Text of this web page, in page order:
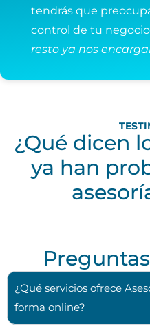
tendrás que
control de tu
resto ya nos
¿Qué dicen
ya han
¿Qué servicios ofrece
forma online?